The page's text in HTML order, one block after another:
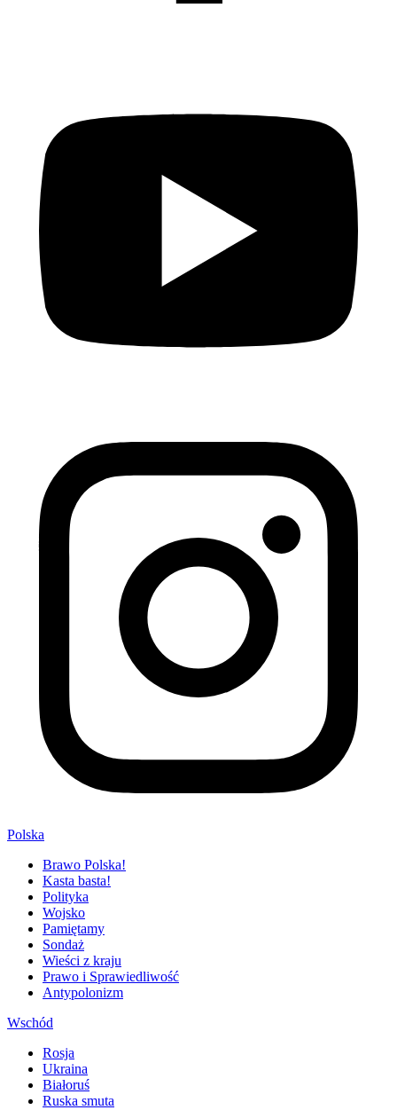
Polska
Brawo Polska!
Kasta basta!
Polityka
Wojsko
Pamiętamy
Sondaż
Wieści z kraju
Prawo i Sprawiedliwość
Antypolonizm
Wschód
Rosja
Ukraina
Białoruś
Ruska smuta